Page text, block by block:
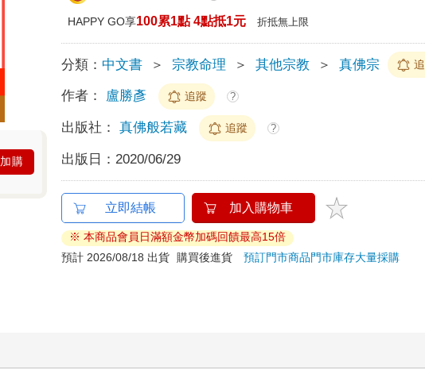
加購
HAPPY GO享100累1點 4點抵1元 折抵無上限
分類： 中文書 ＞ 宗教命理 ＞ 其他宗教 ＞ 真佛宗
作者： 盧勝彥 追蹤 ?
出版社： 真佛般若藏 追蹤 ?
出版日： 2020/06/29
立即結帳 加入購物車
※ 本商品會員日滿額金幣加碼回饋最高15倍
預計 2026/08/18 出貨
購買後進貨預訂門市商品門市庫存大量採購